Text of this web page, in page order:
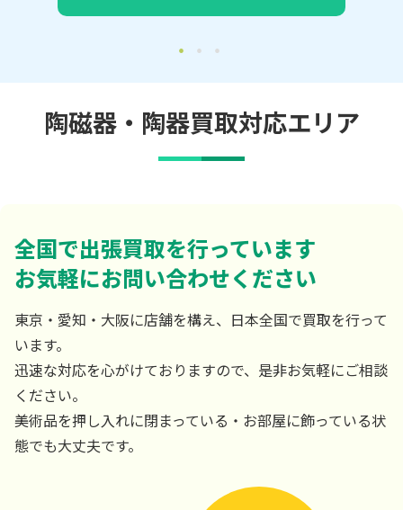
陶磁器・陶器買取対応エリア
全国で出張買取を行っています
お気軽にお問い合わせください
東京・愛知・大阪に店舗を構え、日本全国で買取を行って
います。
迅速な対応を心がけておりますので、是非お気軽にご相談
ください。
美術品を押し入れに閉まっている・お部屋に飾っている状
態でも大丈夫です。